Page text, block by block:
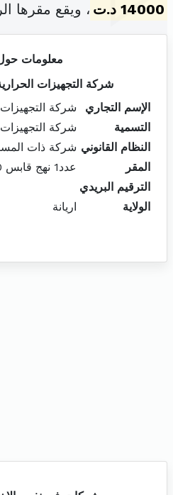
14000 د.ت
، ويقع مقرها الرئيسي في
معلومات
شركة التجهيزات
الإسم التجاري
شركة التجهيزات
التسمية
شركة التجهيزات
النظام القانوني شركة ذات
المقر
عدد1 نهج قابس 2080 أريانة
الترقيم البريدي
الولاية
اريانة